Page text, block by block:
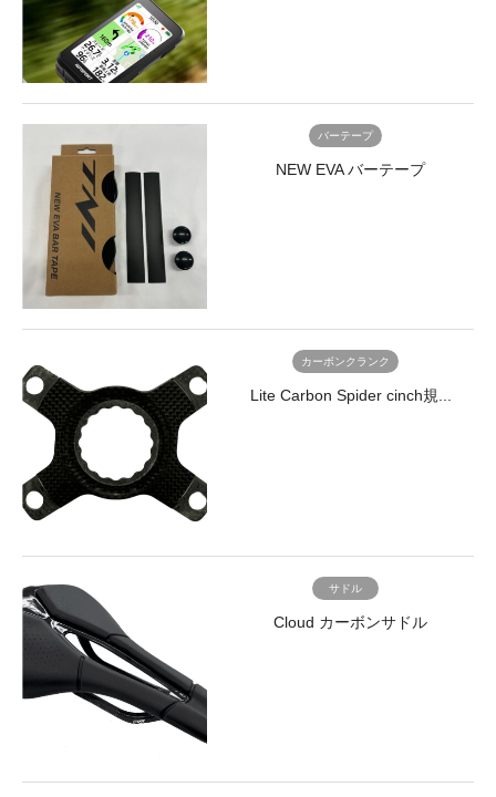
バーテープ
NEW EVA バーテープ
カーボンクランク
Lite Carbon Spider cinch規...
サドル
Cloud カーボンサドル